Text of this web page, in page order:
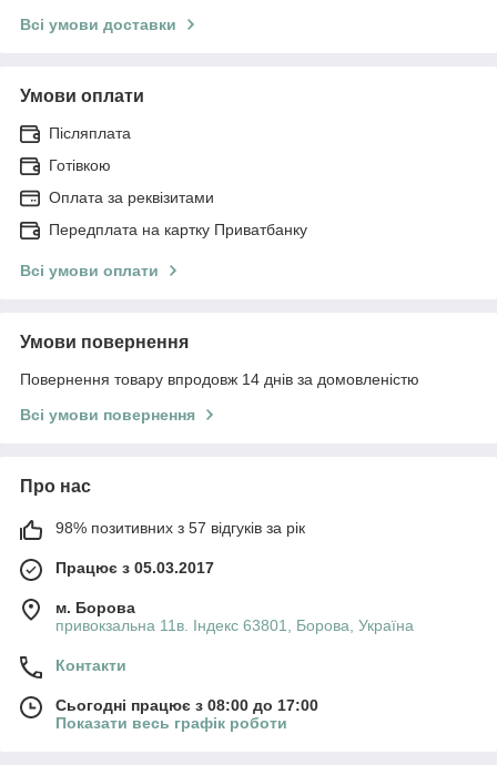
Всі умови доставки
Умови оплати
Післяплата
Готівкою
Оплата за реквізитами
Передплата на картку Приватбанку
Всі умови оплати
Умови повернення
Повернення товару впродовж 14 днів за домовленістю
Всі умови повернення
Про нас
98% позитивних з 57 відгуків за рік
Працює з 05.03.2017
м. Борова
привокзальна 11в. Індекс 63801, Борова, Україна
Контакти
Сьогодні працює з 08:00 до 17:00
Показати весь графік роботи